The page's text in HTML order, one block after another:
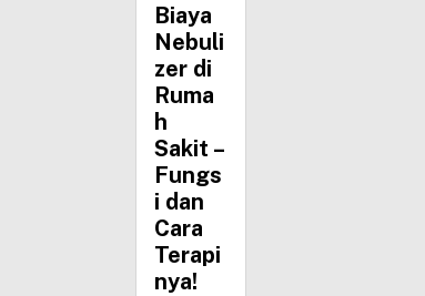
Biaya
Nebuli
zer di
Ruma
h
Sakit –
Fungs
i dan
Cara
Terapi
nya!